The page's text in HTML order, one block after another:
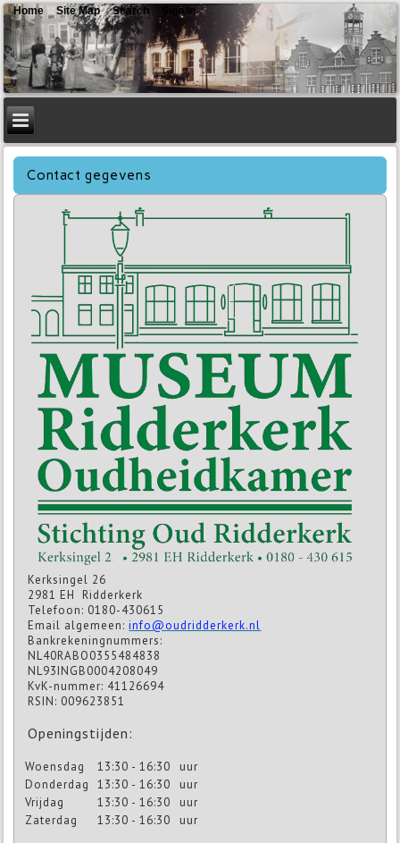
Contact gegevens
Kerksingel 26
2981 EH Ridderkerk
Telefoon: 0180-430615
Email algemeen:info@oudridderkerk.nl
Bankrekeningnummers:
NL40RABO0355484838
NL93INGB0004208049
KvK-nummer: 41126694
RSIN: 009623851
Openingstijden:
Woensdag 13:30 - 16:30
uur
Donderdag
13:30 - 16:30
uur
Vrijdag
13:30 - 16:30
uur
Zaterdag
13:30 - 16:30 uur
Home Site Map Search Sign In